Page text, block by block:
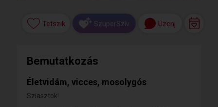
Tetszik SzuperSzív Üzenj
Bemutatkozás
Életvidám, vicces, mosolygós
Sziasztok!